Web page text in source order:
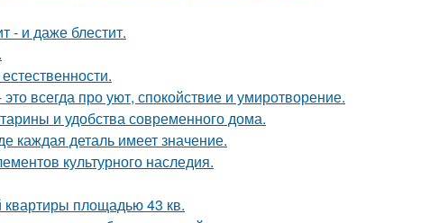
- и даже блестит.
всегда про уют, спокойствие и умиротворение.
и удобства современного дома.
каждая деталь имеет значение.
культурного наследия.
площадью 43 кв.